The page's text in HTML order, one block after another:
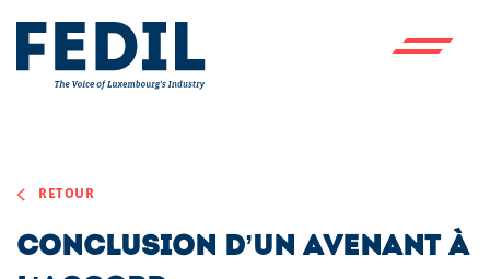
RETOUR
Conclusion d’un avenant à